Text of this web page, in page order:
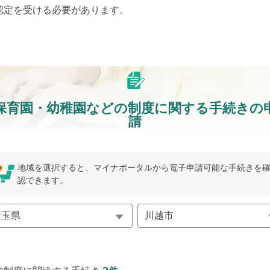
定を受ける必要があります。
育園・幼稚園などの制度に関する手続きの
請
地域を選択すると、マイナポータルから電子申請可能な手続きを確
認できます。